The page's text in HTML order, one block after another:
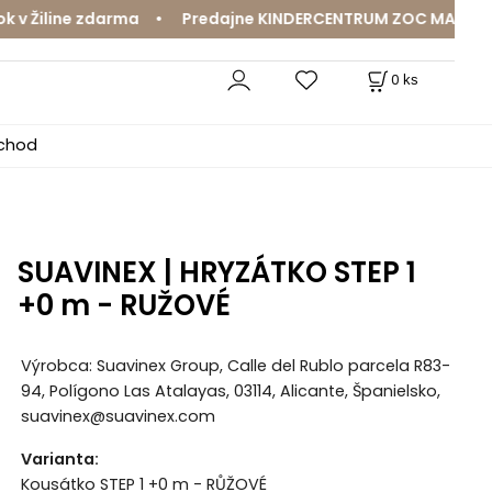
zdarma • Predajne KINDERCENTRUM ZOC MAX a
0 ks
SUAVINEX | HRYZÁTKO STEP 1
+0 m - RUŽOVÉ
Výrobca: Suavinex Group, Calle del Rublo parcela R83-
94, Polígono Las Atalayas, 03114, Alicante, Španielsko,
suavinex@suavinex.com
Varianta:
Kousátko STEP 1 +0 m - RŮŽOVÉ